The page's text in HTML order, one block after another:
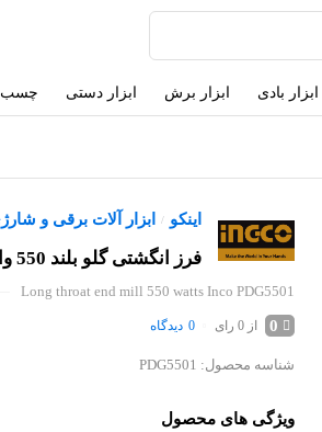
ابزار بادی ابزار برش ابزار دستی چسب
اینکو / ابزار آلات برقی و
فرز انگشتی گلو بلند 550 وات اینکو PDG5501
Long throat end mill 550 watts Inco PDG5501
0 از 0 رای 0 دیدگاه
شناسه محصول: PDG5501
ویژگی های محصول